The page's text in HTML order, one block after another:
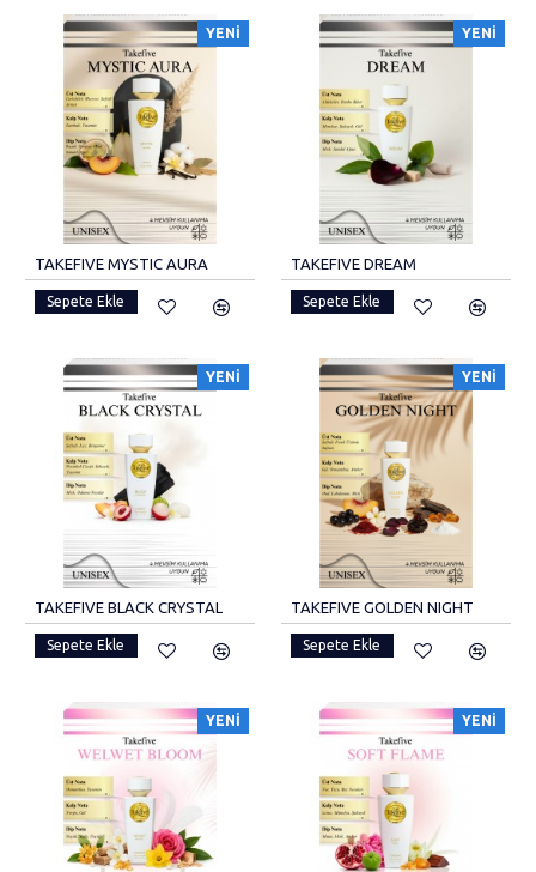
YENI
TAKEFIVE MYSTIC AURA
Sepete Ekle
YENI
TAKEFIVE DREAM
Sepete Ekle
YENI
TAKEFIVE BLACK CRYSTAL
Sepete Ekle
YENI
TAKEFIVE GOLDEN NIGHT
Sepete Ekle
YENI YENI